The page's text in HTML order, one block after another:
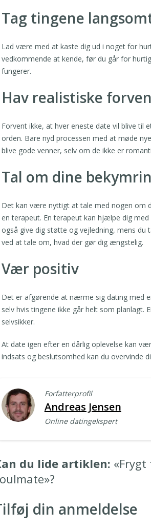
Tag tingene
Lad være med at kaste dig ud i noget for
vedkommende at kende, før du går for
fungerer.
Hav realistiske
Forvent ikke, at hver eneste date vil blive til
orden. Bare nyd processen med at møde
blive gode venner, selv om de ikke er
Tal om dine
Det kan være nyttigt at tale med nogen om
en terapeut. En terapeut kan hjælpe dig
også give dig støtte og vejledning, mens du
ved at tale om, hvad der gør dig ængstelig.
Vær positiv
Det er afgørende at nærme sig dating med
selv hvis tingene ikke går helt som
selvsikker.
At date igen efter en dårlig oplevelse kan
indsats og beslutsomhed kan du overvinde
Forfatterprofil
Andreas Jensen
Online datingekspert
du lide artiklen:
din anmeldelse